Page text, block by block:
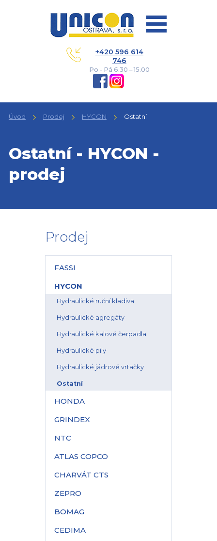
+420 596 614
746
Po - Pá 6.30 – 15.00
Úvod Prodej HYCON Ostatní
Ostatní - HYCON -
prodej
Prodej
FASSI
HYCON
Hydraulické ruční kladiva
Hydraulické agregáty
Hydraulické kalové čerpadla
Hydraulické pily
Hydraulické jádrové vrtačky
Ostatní
HONDA
GRINDEX
NTC
ATLAS COPCO
CHARVÁT CTS
ZEPRO
BOMAG
CEDIMA